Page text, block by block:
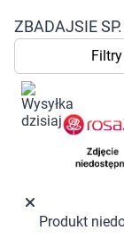
Chemia
Dla zwierząt
Dom i ogród
Kobieta w ciąży
ZBADAJSIE SP.
Filtry
Produkt